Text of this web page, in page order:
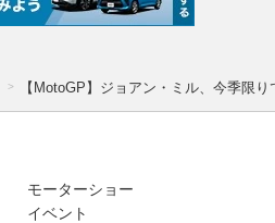
【MotoGP】ジョアン・ミル、今季限
モーターショー
イベント